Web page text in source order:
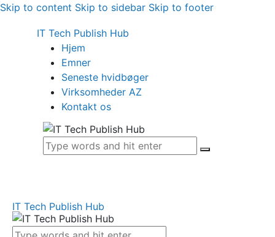
Skip to content Skip to sidebar Skip to footer
IT Tech Publish Hub
Hjem
Emner
Seneste hvidbøger
Virksomheder AZ
Kontakt os
IT Tech Publish Hub